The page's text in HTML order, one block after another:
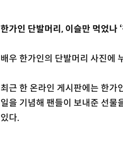
한가인 단발머리, 이슬만 먹었나
배우 한가인의 단발머리 사진에
최근 한 온라인 게시판에는 한가
일을 기념해 팬들이 보내준 선물
있다.